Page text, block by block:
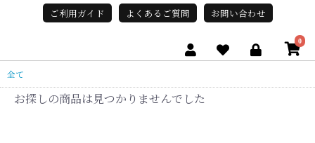
ご利用ガイド よくあるご質問 お問い合わせ
0
全て
お探しの商品は見つかりませんでした